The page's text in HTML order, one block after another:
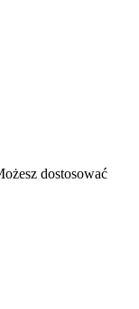
dostosować